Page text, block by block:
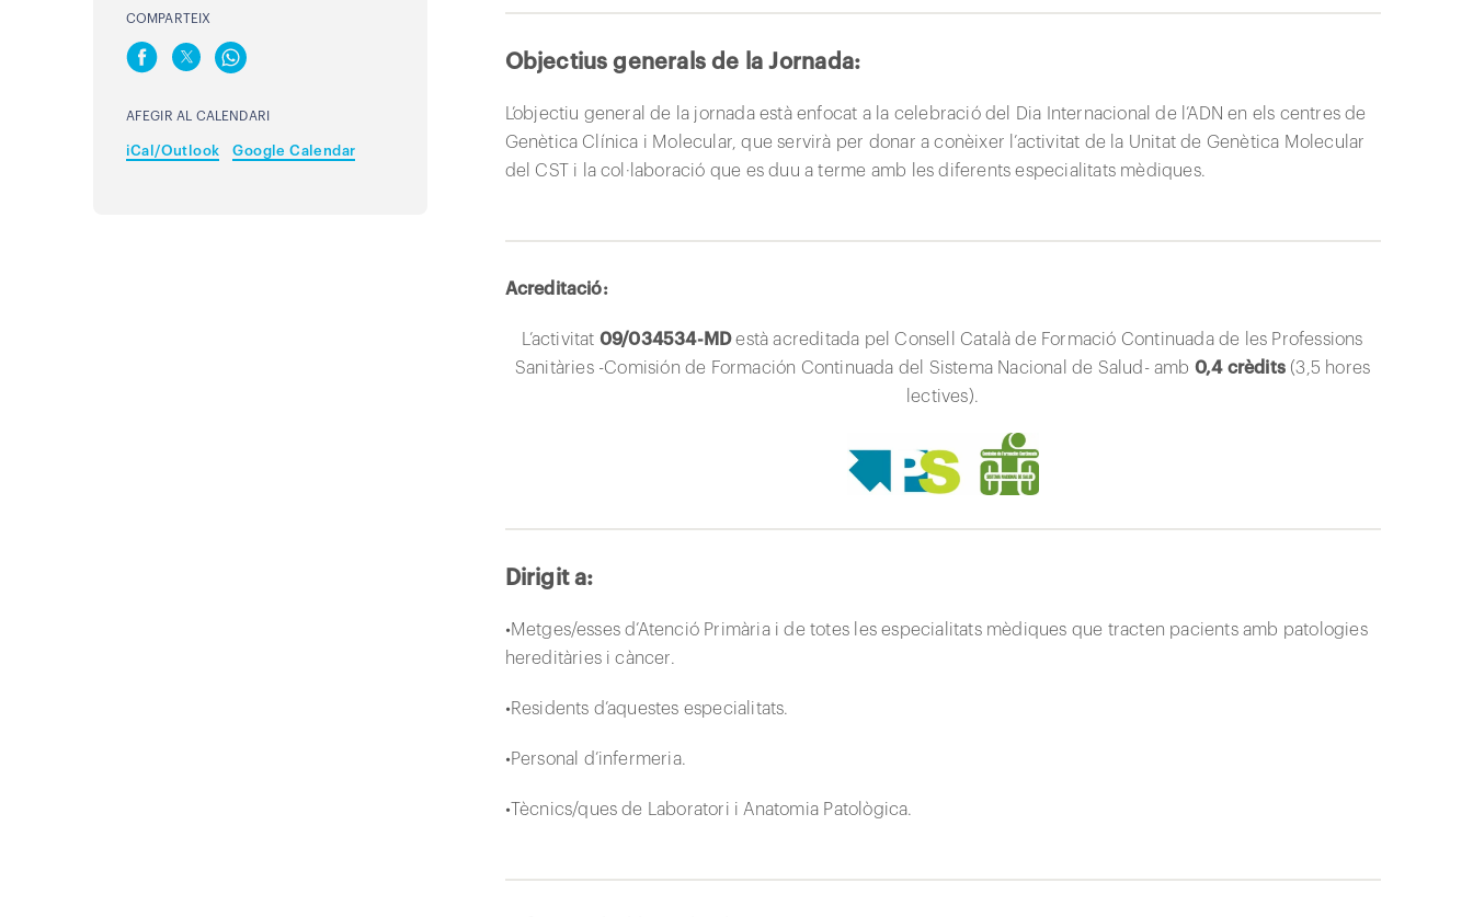
COMPARTEIX
AFEGIR AL CALENDARI
iCal/Outlook Google Calendar
Objectius generals de la Jornada:
L’objectiu general de la jornada està enfocat a la celebració del Dia Internacional de l’ADN en els centres de
Genètica Clínica i Molecular, que servirà per donar a conèixer l’activitat de la Unitat de Genètica Molecular
del CST i la col·laboració que es duu a terme amb les diferents especialitats mèdiques.
Acreditació:
L’activitat 09/034534-MDestà acreditada pel Consell Català de Formació Continuada de les Professions
Sanitàries -Comisión de Formación Continuada del Sistema Nacional de Salud- amb 0,4 crèdits (3,5 hores
lectives).
Dirigit a:
•Metges/esses d’Atenció Primària i de totes les especialitats mèdiques que tracten pacients amb patologies
hereditàries i càncer.
•Residents d’aquestes especialitats.
•Personal d’infermeria.
•Tècnics/ques de Laboratori i Anatomia Patològica.